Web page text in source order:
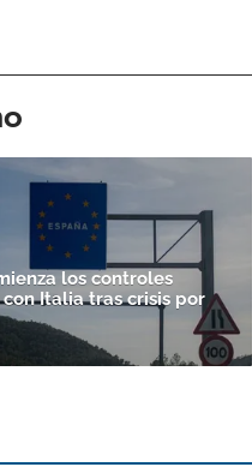
los controles
Italia tras crisis por